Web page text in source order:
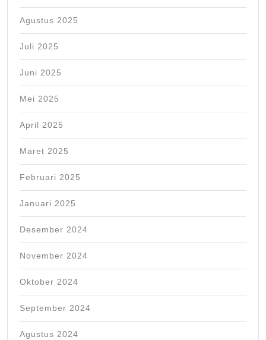
Agustus 2025
Juli 2025
Juni 2025
Mei 2025
April 2025
Maret 2025
Februari 2025
Januari 2025
Desember 2024
November 2024
Oktober 2024
September 2024
Agustus 2024